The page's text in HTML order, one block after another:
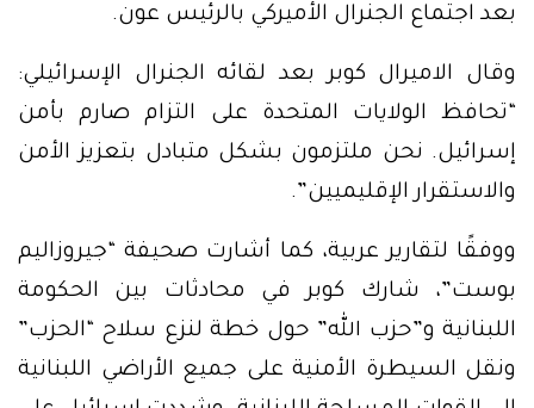
بعد اجتماع الجنرال الأميركي بالرئيس عون.
وقال الاميرال كوبر بعد لقائه الجنرال الإسرائيلي:
“تحافظ الولايات المتحدة على التزام صارم بأمن
إسرائيل. نحن ملتزمون بشكل متبادل بتعزيز الأمن
والاستقرار الإقليميين”.
ووفقًا لتقارير عربية، كما أشارت صحيفة “جيروزاليم
بوست”، شارك كوبر في محادثات بين الحكومة
اللبنانية و”حزب الله” حول خطة لنزع سلاح “الحزب”
ونقل السيطرة الأمنية على جميع الأراضي اللبنانية